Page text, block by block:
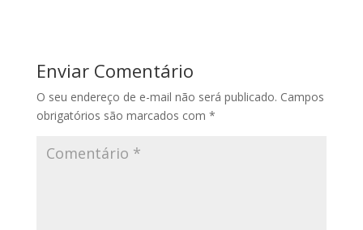
Enviar Comentário
O seu endereço de e-mail não será publicado. Campos
obrigatórios são marcados com *